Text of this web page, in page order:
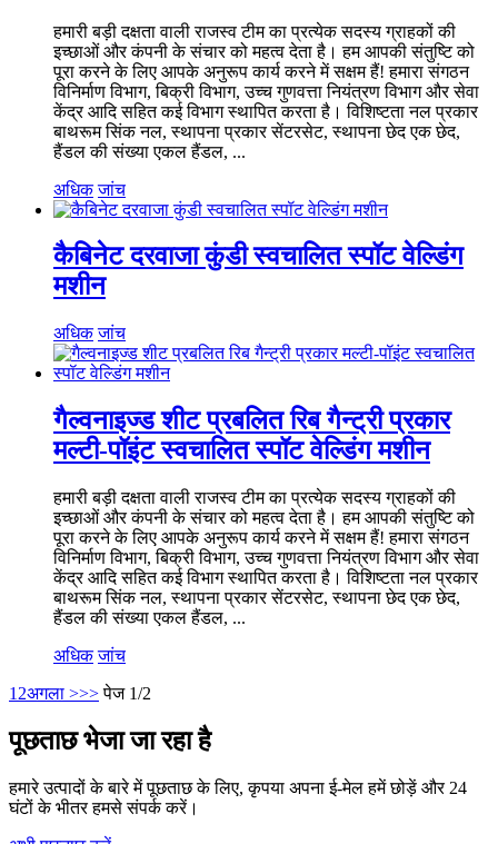
हमारी बड़ी दक्षता वाली राजस्व टीम का प्रत्येक सदस्य ग्राहकों की
इच्छाओं और कंपनी के संचार को महत्व देता है। हम आपकी संतुष्टि को
पूरा करने के लिए आपके अनुरूप कार्य करने में सक्षम हैं! हमारा संगठन
विनिर्माण विभाग, बिक्री विभाग, उच्च गुणवत्ता नियंत्रण विभाग और सेवा
केंद्र आदि सहित कई विभाग स्थापित करता है। विशिष्टता नल प्रकार
बाथरूम सिंक नल, स्थापना प्रकार सेंटरसेट, स्थापना छेद एक छेद,
हैंडल की संख्या एकल हैंडल, ...
अधिक जांच
कैबिनेट दरवाजा कुंडी स्वचालित स्पॉट वेल्डिंग
मशीन
अधिक जांच
गैल्वनाइज्ड शीट प्रबलित रिब गैन्ट्री प्रकार
मल्टी-पॉइंट स्वचालित स्पॉट वेल्डिंग मशीन
हमारी बड़ी दक्षता वाली राजस्व टीम का प्रत्येक सदस्य ग्राहकों की
इच्छाओं और कंपनी के संचार को महत्व देता है। हम आपकी संतुष्टि को
पूरा करने के लिए आपके अनुरूप कार्य करने में सक्षम हैं! हमारा संगठन
विनिर्माण विभाग, बिक्री विभाग, उच्च गुणवत्ता नियंत्रण विभाग और सेवा
केंद्र आदि सहित कई विभाग स्थापित करता है। विशिष्टता नल प्रकार
बाथरूम सिंक नल, स्थापना प्रकार सेंटरसेट, स्थापना छेद एक छेद,
हैंडल की संख्या एकल हैंडल, ...
अधिक जांच
1 2अगला >>> पेज 1/2
पूछताछ भेजा जा रहा है
हमारे उत्पादों के बारे में पूछताछ के लिए, कृपया अपना ई-मेल हमें छोड़ें और 24
घंटों के भीतर हमसे संपर्क करें।